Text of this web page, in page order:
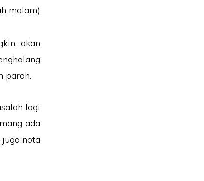
malam)
akan
parah.
lagi
ada
nota